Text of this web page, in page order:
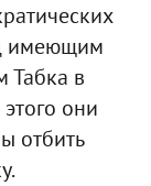
имеющим
Табка в
они
отбить